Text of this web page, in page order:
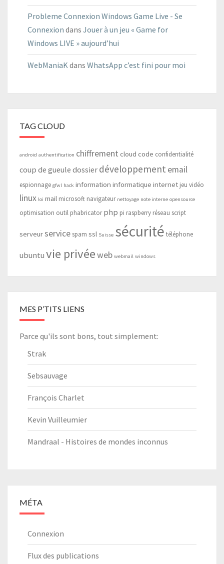
Probleme Connexion Windows Game Live - Se
Connexion dans Jouer à un jeu « Game for
Windows LIVE » aujourd’hui
WebManiaKdans WhatsApp c’est fini pour moi
TAG CLOUD
android authentification chiffrement cloud code confidentialité
coup de gueule dossier développement email
espionnage gfwl hack information informatique internet jeu vidéo
linux loi mail microsoft navigateur nettoyage note interne opensource
optimisation outil phabricator php pi raspberry réseau script
serveurservice spam ssl Suisse sécurité téléphone
ubuntu vie privéeweb webmail windows
MES P’TITS LIENS
Parce qu'ils sont bons, tout simplement:
Strak
Sebsauvage
François Charlet
Kevin Vuilleumier
Mandraal - Histoires de mondes inconnus
MÉTA
Connexion
Flux des publications